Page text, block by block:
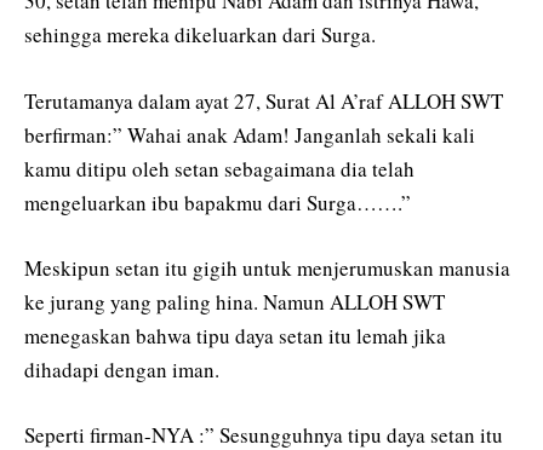
sehingga mereka dikeluarkan dari Surga.
Terutamanya dalam ayat 27, Surat Al A’raf ALLOH SWT
berfirman:” Wahai anak Adam! Janganlah sekali kali
kamu ditipu oleh setan sebagaimana dia telah
mengeluarkan ibu bapakmu dari Surga…….”
Meskipun setan itu gigih untuk menjerumuskan manusia
ke jurang yang paling hina. Namun ALLOH SWT
menegaskan bahwa tipu daya setan itu lemah jika
dihadapi dengan iman.
Seperti firman-NYA :” Sesungguhnya tipu daya setan itu